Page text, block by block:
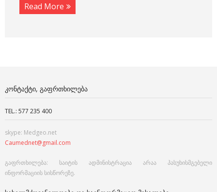
Read More
ᲙᲝᲜᲢᲐᲥᲢᲘ, ᲒᲐᲤᲠᲗᲮᲘᲚᲔᲑᲐ
TEL.: 577 235 400
skype: Medgeo.net
Caumednet@gmail.com
გაფრთხილება: საიტის ადმინისტრაცია არაა პასუხისმგებელი
ინფორმაციის სისწორეზე.